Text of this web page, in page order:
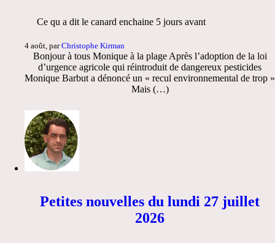
Ce qu a dit le canard enchaine 5 jours avant
4 août, parChristophe Kirman
Bonjour à tous Monique à la plage Après l’adoption de la loi
d’urgence agricole qui réintroduit de dangereux pesticides
Monique Barbut a dénoncé un « recul environnemental de trop »
Mais (…)
Petites nouvelles du lundi 27 juillet
2026